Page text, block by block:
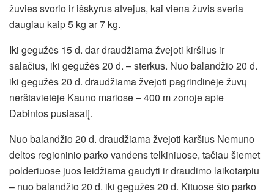
žuvies svorio ir išskyrus atvejus, kai viena žuvis sveria
daugiau kaip 5 kg ar 7 kg.
Iki gegužės 15 d. dar draudžiama žvejoti kiršlius ir
salačius, iki gegužės 20 d. – sterkus. Nuo balandžio 20 d.
iki gegužės 20 d. draudžiama žvejoti pagrindinėje žuvų
nerštavietėje Kauno mariose – 400 m zonoje apie
Dabintos pusiasalį.
Nuo balandžio 20 d. draudžiama žvejoti karšius Nemuno
deltos regioninio parko vandens telkiniuose, tačiau šiemet
polderiuose juos leidžiama gaudyti ir draudimo laikotarpiu
– nuo balandžio 20 d. iki gegužės 20 d. Kituose šio parko